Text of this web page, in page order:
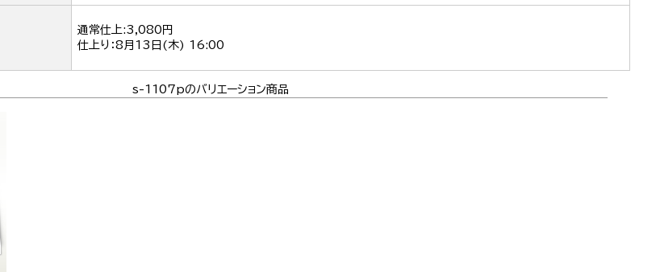
通常仕上:3,080円
仕上り：8月13日(木) 16:00
s-1107pのバリエーション商品